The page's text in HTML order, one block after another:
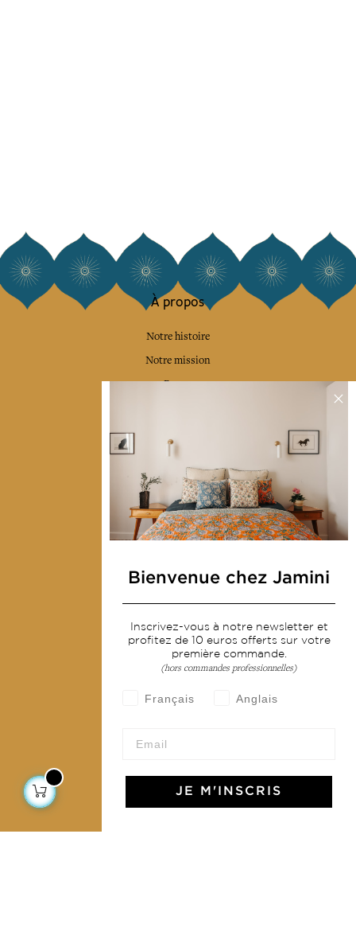
À propos
Notre histoire
Notre mission
Presse
Collections
Déco & Linge de maison
Linge de table
Sacs & pochettes
Services
Livraison & retour
CGV
Devenir revendeur
L'Art de Vivre Jamini
Bienvenue chez Jamini
Inscrivez-vous à notre newsletter et
profitez de 10 euros offerts sur votre
première commande.
(hors commandes professionnelles)
Français Anglais
JE M'INSCRIS